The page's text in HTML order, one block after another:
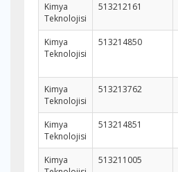
Kimya
Teknolojisi
513212161
Kimya
Teknolojisi
513214850
Kimya
Teknolojisi
513213762
Kimya
Teknolojisi
513214851
Kimya
513211005